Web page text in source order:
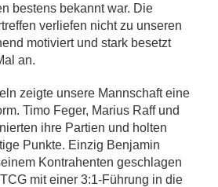
bestens bekannt war. Die
verliefen nicht zu unseren
motiviert und stark besetzt
an.
zeigte unsere Mannschaft eine
Timo Feger, Marius Raff und
ihre Partien und holten
Punkte. Einzig Benjamin
Kontrahenten geschlagen
mit einer 3:1-Führung in die